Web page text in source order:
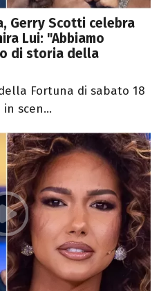
Gerry Scotti celebra
Lui: "Abbiamo
di storia della
Fortuna di sabato 18
scen...